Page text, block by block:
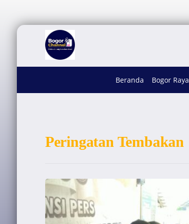
Beranda Bogor Raya
Peringatan Tembakan